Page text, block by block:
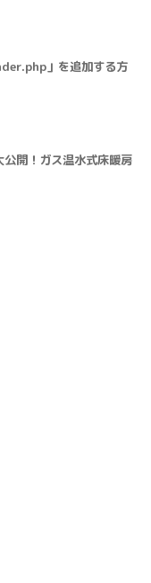
」を追加する方
公開！ガス温水式床暖房